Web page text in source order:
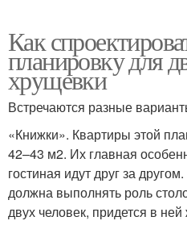
Как
планировку для
хрущевки
Встречаются разные
«Книжки». Квартиры этой
42–43 м2. Их главная
гостиная идут друг за
должна выполнять роль
двух человек, придется в